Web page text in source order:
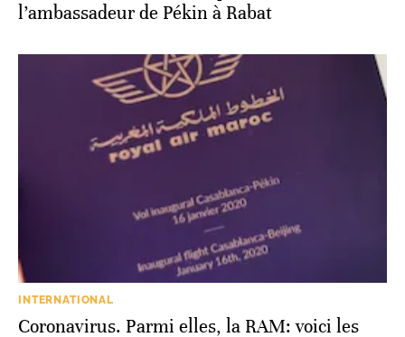
l’ambassadeur de Pékin à Rabat
INTERNATIONAL
Coronavirus. Parmi elles, la RAM: voici les